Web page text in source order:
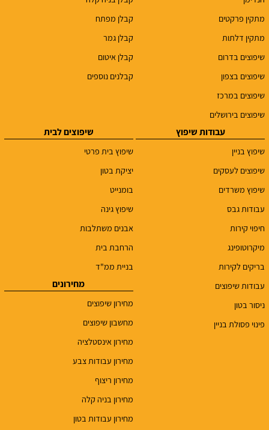
מתקין פרקטים
מתקין דלתות
שיפוצים בדרום
שיפוצים בצפון
שיפוצים במרכז
שיפוצים בירושלים
קבלן מפתח
קבלן גמר
קבלן איטום
קבלנים נוספים
עבודות שיפוץ
שיפוץ בניין
שיפוצים לעסקים
שיפוץ משרדים
עבודות גבס
חיפוי קירות
מיקרוטופינג
בריקים לקירות
עבודות שיפוצים
ניסור בטון
פינוי פסולת בניין
שיפוצים לבית
שיפוץ בית פרטי
יציקת בטון
בומנייט
שיפוץ גינה
אבנים משתלבות
הרחבת בית
בניית ממ"ד
מחירונים
מחירון שיפוצים
מחשבון שיפוצים
מחירון אינסטלציה
מחירון עבודות צבע
מחירון ריצוף
מחירון בניה קלה
מחירון עבודות בטון